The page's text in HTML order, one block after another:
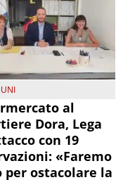
al
Dora, Lega
con 19
«Faremo
ostacolare la